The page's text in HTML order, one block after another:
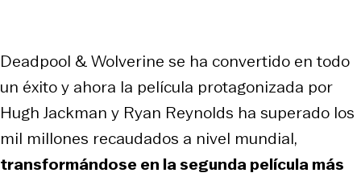
Deadpool & Wolverine se ha convertido en todo
un éxito y ahora la película protagonizada por
Hugh Jackman y Ryan Reynolds ha superado los
mil millones recaudados a nivel mundial,
transformándose en la segunda película más